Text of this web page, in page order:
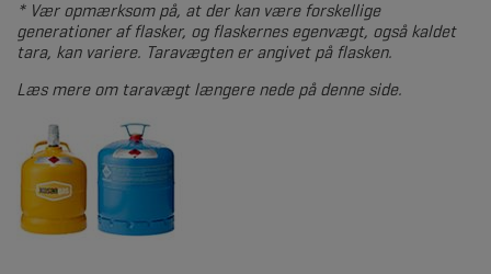
* Vær opmærksom på, at der kan være forskellige
generationer af flasker, og flaskernes egenvægt, også kaldet
tara, kan variere. Taravægten er angivet på flasken.
Læs mere om taravægt længere nede på denne side.